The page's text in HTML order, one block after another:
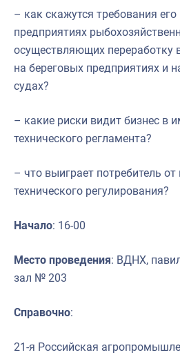
– как скажутся требования
предприятиях
осуществляющих переработку
на береговых предприятиях и
судах?
– какие риски видит бизнес в
технического регламента?
– что выиграет потребитель
технического регулирования?
Начало: 16-00
Место проведения: ВДНХ,
зал № 203
Справочно:
21-я Российская